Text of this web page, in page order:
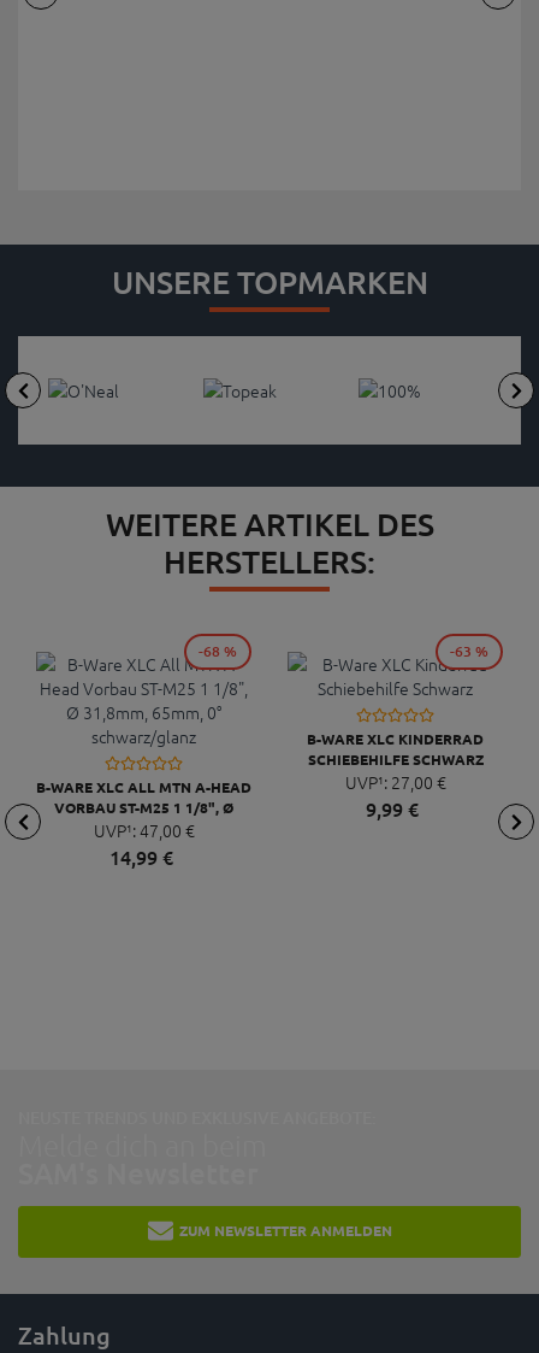
UNSERE TOPMARKEN
WEITERE ARTIKEL DES
HERSTELLERS:
B-WARE XLC ALL MTN A-HEAD
VORBAU ST-M25 1 1/8", Ø
31,8MM, 65MM, 0°
SCHWARZ/GLANZ
UVP¹:47,00 €
14,99 €
-68 %
B-WARE XLC KINDERRAD
SCHIEBEHILFE SCHWARZ
UVP¹: 27,00 €
9,99€
-63 %
ZUM NEWSLETTER ANMELDEN
Zahlung